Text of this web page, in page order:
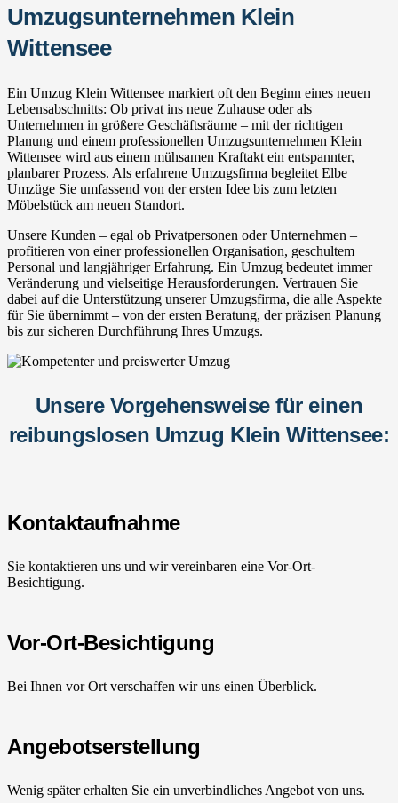
Umzugsunternehmen Klein
Wittensee
Ein Umzug Klein Wittensee markiert oft den Beginn eines neuen
Lebensabschnitts: Ob privat ins neue Zuhause oder als
Unternehmen in größere Geschäftsräume – mit der richtigen
Planung und einem professionellen Umzugsunternehmen Klein
Wittensee wird aus einem mühsamen Kraftakt ein entspannter,
planbarer Prozess. Als erfahrene Umzugsfirma begleitet Elbe
Umzüge Sie umfassend von der ersten Idee bis zum letzten
Möbelstück am neuen Standort.
Unsere Kunden – egal ob Privatpersonen oder Unternehmen –
profitieren von einer professionellen Organisation, geschultem
Personal und langjähriger Erfahrung. Ein Umzug bedeutet immer
Veränderung und vielseitige Herausforderungen. Vertrauen Sie
dabei auf die Unterstützung unserer Umzugsfirma, die alle Aspekte
für Sie übernimmt – von der ersten Beratung, der präzisen Planung
bis zur sicheren Durchführung Ihres Umzugs.
Unsere Vorgehensweise für einen
reibungslosen Umzug Klein Wittensee:
Kontaktaufnahme
Sie kontaktieren uns und wir vereinbaren eine Vor-Ort-
Besichtigung.
Vor-Ort-Besichtigung
Bei Ihnen vor Ort verschaffen wir uns einen Überblick.
Angebotserstellung
Wenig später erhalten Sie ein unverbindliches Angebot von uns.